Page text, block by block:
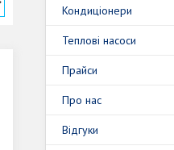
Кондиціонери
Теплові насоси
Прайси
Про нас
Відгуки